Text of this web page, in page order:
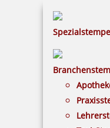
Colop Marky